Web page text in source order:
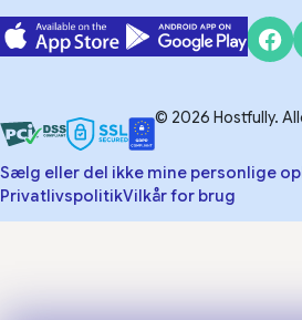
© 2026 Hostfully.
Sælg eller del ikke mine personlige
PrivatlivspolitikVilkår for brug